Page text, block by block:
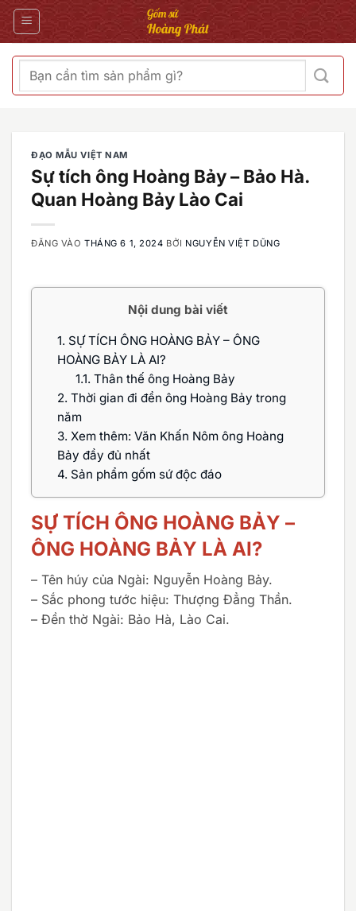
Bỏ
qua
Tìm
kiếm:
ĐẠO MẪU VIỆT NAM
Sự tích ông Hoàng Bảy – Bảo Hà.
Quan Hoàng Bảy Lào Cai
ĐĂNG VÀOTHÁNG 6 1, 2024 BỞI NGUYỄN VIỆT DŨNG
Nội dung bài viết
1. SỰ TÍCH ÔNG HOÀNG BẢY – ÔNG
HOÀNG BẢY LÀ AI?
1.1. Thân thế ông Hoàng Bảy
2. Thời gian đi đền ông Hoàng Bảy trong
năm
3. Xem thêm: Văn Khấn Nôm ông Hoàng
Bảy đầy đủ nhất
4. Sản phẩm gốm sứ độc đáo
SỰ TÍCH ÔNG HOÀNG BẢY –
ÔNG HOÀNG BẢY LÀ AI?
– Tên húy của Ngài: Nguyễn Hoàng Bảy.
– Sắc phong tước hiệu: Thượng Đẳng Thần.
– Đền thờ Ngài: Bảo Hà, Lào Cai.